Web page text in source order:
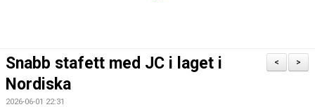
>
<
Snabb stafett med JC i laget i
Nordiska
2026-06-01 22:31